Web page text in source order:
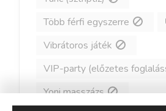
Több férfi egyszerre
Vibrátoros játék
VIP-party (előzetes
Yoni masszázs